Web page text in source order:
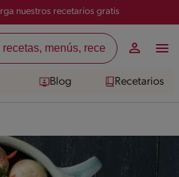
nuestros recetarios gratis
Blog Recetarios